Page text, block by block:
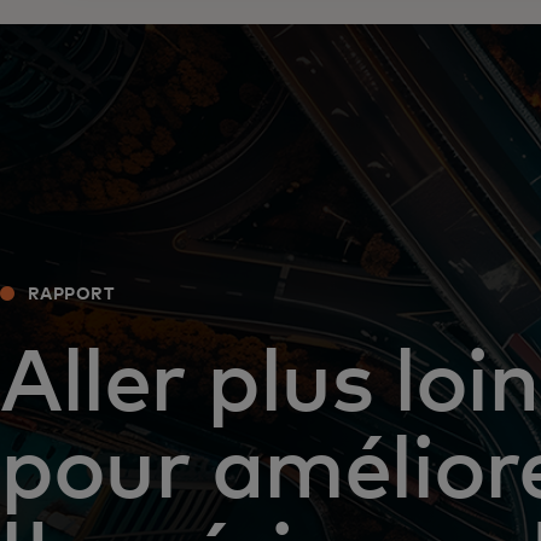
RAPPORT
Aller plus loin
pour